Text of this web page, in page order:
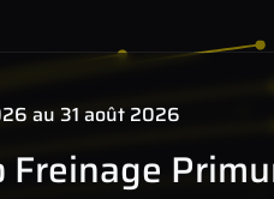
au 31 août 2026
Freinage